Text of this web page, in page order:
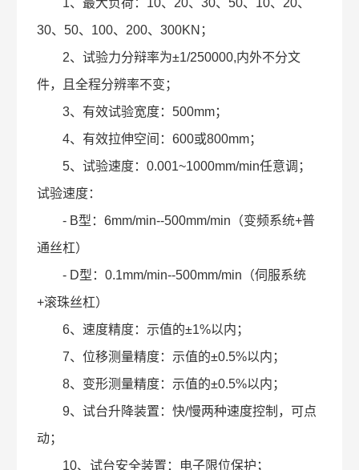
1、最大负荷：10、20、30、50、10、20、
30、50、100、200、300KN；
2、试验力分辩率为±1/250000,内外不分文
件，且全程分辨率不变；
3、有效试验宽度：500mm；
4、有效拉伸空间：600或800mm；
5、试验速度：0.001~1000mm/min任意调；
试验速度：
- B型：6mm/min--500mm/min（变频系统+普
通丝杠）
- D型：0.1mm/min--500mm/min（伺服系统
+滚珠丝杠）
6、速度精度：示值的±1%以内；
7、位移测量精度：示值的±0.5%以内；
8、变形测量精度：示值的±0.5%以内；
9、试台升降装置：快/慢两种速度控制，可点
动；
10、试台安全装置：电子限位保护；